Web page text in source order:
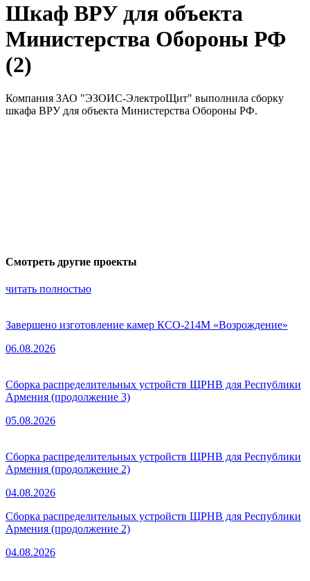
Шкаф ВРУ для объекта
Министерства Обороны РФ
(2)
Компания ЗАО "ЭЗОИС-ЭлектроЩит" выполнила сборку
шкафа ВРУ для объекта Министерства Обороны РФ.
Смотреть другие проекты
читать полностью
Завершено изготовление камер КСО-214М «Возрождение»
06.08.2026
Сборка распределительных устройств ЩРНВ для Республики
Армения (продолжение 3)
05.08.2026
Сборка распределительных устройств ЩРНВ для Республики
Армения (продолжение 2)
04.08.2026
Сборка распределительных устройств ЩРНВ для Республики
Армения (продолжение 2)
04.08.2026